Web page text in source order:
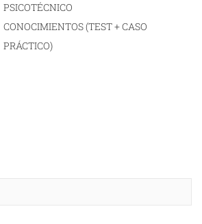
PSICOTÉCNICO
CONOCIMIENTOS (TEST + CASO
PRÁCTICO)